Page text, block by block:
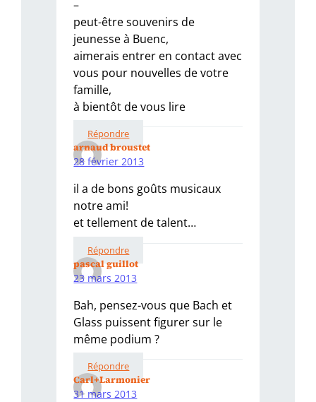
–
peut-être souvenirs de
jeunesse à Buenc,
aimerais entrer en contact avec
vous pour nouvelles de votre
famille,
à bientôt de vous lire
Répondre
arnaud broustet
28 février 2013
il a de bons goûts musicaux
notre ami!
et tellement de talent…
Répondre
pascal guillot
23 mars 2013
Bah, pensez-vous que Bach et
Glass puissent figurer sur le
même podium ?
Répondre
Carl+Larmonier
31 mars 2013